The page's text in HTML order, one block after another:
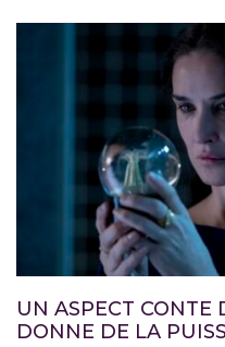
UN ASPECT CONTE
DONNE DE LA